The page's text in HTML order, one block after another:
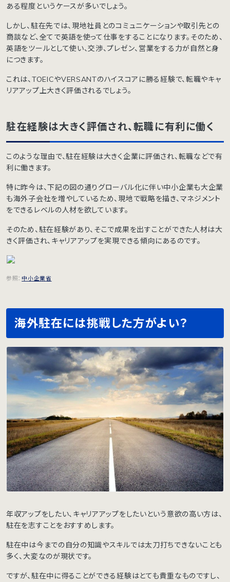
ある程度というケースが多いでしょう。
しかし、駐在先では、現地社員とのコミュニケーションや取引先との
商談など、全てで英語を使って仕事をすることになります。そのため、
英語をツールとして使い、交渉、プレゼン、営業をする力が自然と身
につきます。
これは、TOEICやVERSANTのハイスコアに勝る経験で、転職やキャ
リアアップ上大きく評価されるでしょう。
駐在経験は大きく評価され、転職に有利に働く
このような理由で、駐在経験は大きく企業に評価され、転職などで有
利に働きます。
特に昨今は、下記の図の通りグローバル化に伴い中小企業も大企業
も海外子会社を増やしているため、現地で戦略を描き、マネジメント
をできるレベルの人材を欲しています。
そのため、駐在経験があり、そこで成果を出すことができた人材は大
きく評価され、キャリアアップを実現できる傾向にあるのです。
参照： 中小企業省
海外駐在には挑戦した方がよい？
年収アップをしたい、キャリアアップをしたいという意欲の高い方は、
駐在を志すことをおすすめします。
駐在中は今までの自分の知識やスキルでは太刀打ちできないことも
多く、大変なのが現状です。
ですが、駐在中に得ることができる経験はとても貴重なものですし、